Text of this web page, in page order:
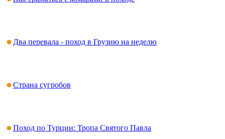
Два перевала - поход в Грузию на неделю
Страна сугробов
Поход по Турции: Тропа Святого Павла